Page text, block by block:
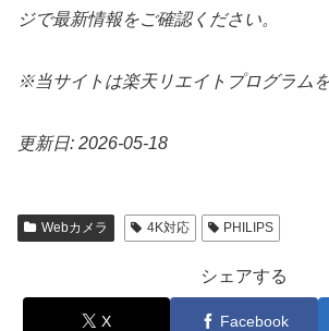
ジで最新情報をご確認ください。
※当サイトは楽天リエイトプログラム
更新日: 2026-05-18
Webカメラ 4K対応 PHILIPS
シェアする
X Facebook